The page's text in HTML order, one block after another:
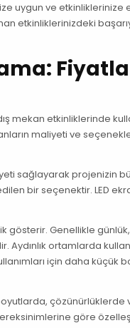
uygun ve etkinliklerinize
etkinliklerinizdeki
mekan etkinliklerinde
maliyeti ve
sağlayarak projenizin
bir seçenektir. LED
gösterir. Genellikle günlük,
Aydınlık ortamlarda
için daha küçük
çözünürlüklerde
göre